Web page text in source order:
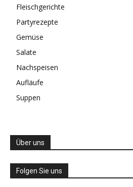
Fleischgerichte
Partyrezepte
Gemüse
Salate
Nachspeisen
Aufläufe
Suppen
Über uns
Folgen Sie uns